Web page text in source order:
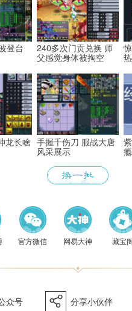
登台
240多次门贡兑换 师
父感觉身体被掏空
龙长啥 手握千伤刀 服战大唐
风采展示
梦
官方微信 网易大神 藏宝
众号 򰀂 分享小伙伴